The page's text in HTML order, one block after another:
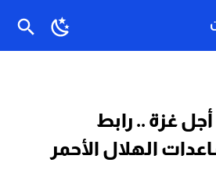
غزة .. رابط
الهلال الأحمر